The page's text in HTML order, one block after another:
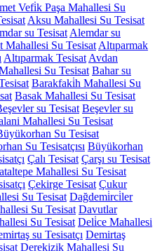
Vefi̇k Paşa Mahallesi Su
Aksu Mahallesi Su Tesisat
su Tesisat Alemdar su
Mahallesi Su Tesisat Altıparmak
Altıparmak Tesisat Avdan
Su Tesisat Bahar su
Barakfaki̇h Mahallesi Su
Basak Mahallesi Su Tesisat
su Tesisat Beşevler su
Mahallesi Su Tesisat
Su Tesisat
Su Tesisatçısı Büyükorhan
Çalı Tesisat Çarşı su Tesisat
Mahallesi Su Tesisat
Çekirge Tesisat Çukur
Su Tesisat Dağdemi̇rci̇ler
Su Tesisat Davutlar
Su Tesisat Deli̇ce Mahallesi
su Tesisatçı Demirtaş
Derekizik Mahallesi Su